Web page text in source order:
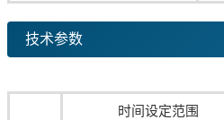
技术参数
时间设定范围